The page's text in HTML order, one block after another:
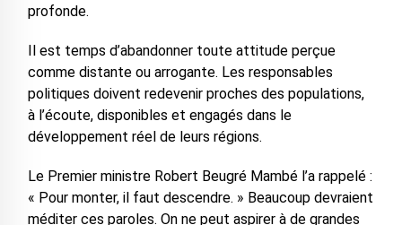
profonde.
Il est temps d’abandonner toute attitude perçue
comme distante ou arrogante. Les responsables
politiques doivent redevenir proches des populations,
à l’écoute, disponibles et engagés dans le
développement réel de leurs régions.
Le Premier ministre Robert Beugré Mambé l’a rappelé :
« Pour monter, il faut descendre. » Beaucoup devraient
méditer ces paroles. On ne peut aspirer à de grandes